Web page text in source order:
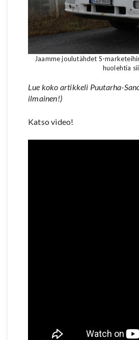
Jaamme joulutähdet S-
huolehtia
Lue koko artikkeli Puutarha-
ilmainen!)
Katso video!